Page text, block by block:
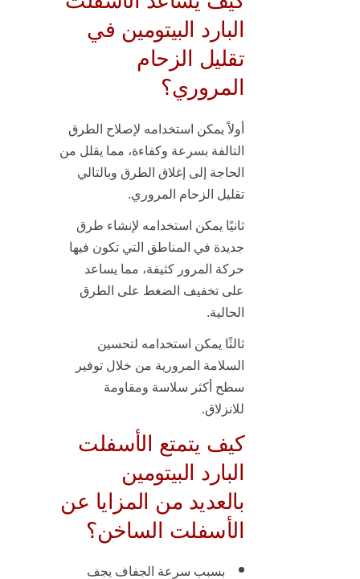
البارد البيتومين في
تقليل الزحام
المروري؟
أولاًيمكن استخدامه لإصلاح الطرق
التالفة بسرعة وكفاءة، مما يقلل من
الحاجة إلى إغلاق الطرق وبالتالي
تقليل الزحام المروري.
ثانيًا يمكن استخدامه لإنشاء طرق
جديدة في المناطق التي تكون فيها
حركة المرور كثيفة، مما يساعد
على تخفيف الضغط على الطرق
الحالية.
ثالثًا يمكن استخدامه لتحسين
السلامة المرورية من خلال توفير
سطح أكثر سلاسة ومقاومة
للانزلاق.
كيف يتمتع الأسفلت
البارد البيتومين
بالعديد من المزايا عن
الأسفلت الساخن؟
بسبب سرعة الجفاف يجف